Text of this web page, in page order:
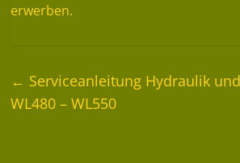
erwerben.
← Serviceanleitung Hydraulik
WL480 – WL550